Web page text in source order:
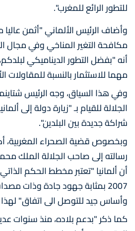
للتطور الرائع للمغرب".
وأضاف الرئيس الألماني "أثمن عاليا
مكافحة التغير المناخي وفي مجال
أنه "بفضل التطور الديناميكي
مهما للاستثمار بالنسبة للمقاولات
وفي هذا السياق، وجه الرئيس
الجلالة للقيام بـ "زيارة دولة إلى
شراكة جديدة بين البلدين".
وبخصوص قضية الصحراء المغربية،
رسالته إلى صاحب الجلالة الملك
أن ألمانيا "تعتبر مخطط الحكم
2007 بمثابة جهود جادة وذات
وأساس جيد للتوصل الى اتفاق" لهذا
كما ذكر "بدعم بلاده، منذ سنوات